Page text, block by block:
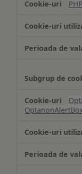
Cookie
necesare